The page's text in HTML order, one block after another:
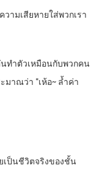
วามเสียหายใส่พวกเรา
นทําตัวเหมือนกับพวกคน
าณว่า​ “เห้อ~ ลํ้าค่า
เป็นชีวิตจริงของชั้น